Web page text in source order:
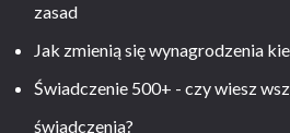
zasad
Jak zmienią się wynagrodzenia
Świadczenie 500+ - czy wiesz
świadczenia?